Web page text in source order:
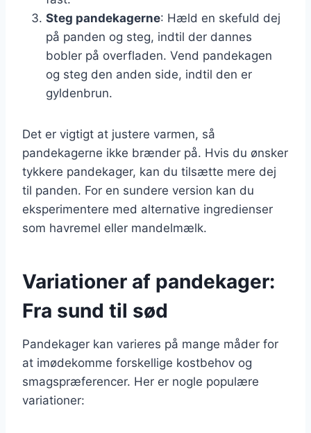
Steg pandekagerne: Hæld en skefuld dej
på panden og steg, indtil der dannes
bobler på overfladen. Vend pandekagen
og steg den anden side, indtil den er
gyldenbrun.
Det er vigtigt at justere varmen, så
pandekagerne ikke brænder på. Hvis du ønsker
tykkere pandekager, kan du tilsætte mere dej
til panden. For en sundere version kan du
eksperimentere med alternative ingredienser
som havremel eller mandelmælk.
Variationer af pandekager:
Fra sund til sød
Pandekager kan varieres på mange måder for
at imødekomme forskellige kostbehov og
smagspræferencer. Her er nogle populære
variationer: